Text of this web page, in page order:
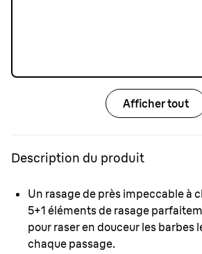
Afficher tout
Description du produit
Un rasage de près impeccable à
5+1 éléments de rasage
pour raser en douceur les barbes
chaque passage.